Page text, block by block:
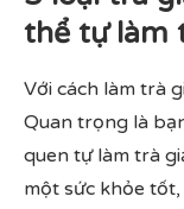
thể tự làm
Với cách làm trà
Quan trọng là
quen tự làm trà
một sức khỏe